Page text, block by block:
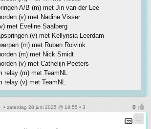
A/B (m) met Jin van der Lee
(v) met Nadine Visser
met Eveline Saalberg
(v) met Kellynsia Leerdam
(m) met Ruben Rolvink
(m) met Nick Smidt
(v) met Cathelijn Peeters
relay (m) met TeamNL
relay (v) met TeamNL
• zaterdag 28 juni 2025 @ 18:55 • 3